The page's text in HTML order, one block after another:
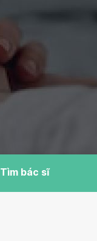
Tìm bác sĩ